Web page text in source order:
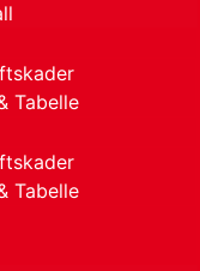
Tabelle
Tabelle